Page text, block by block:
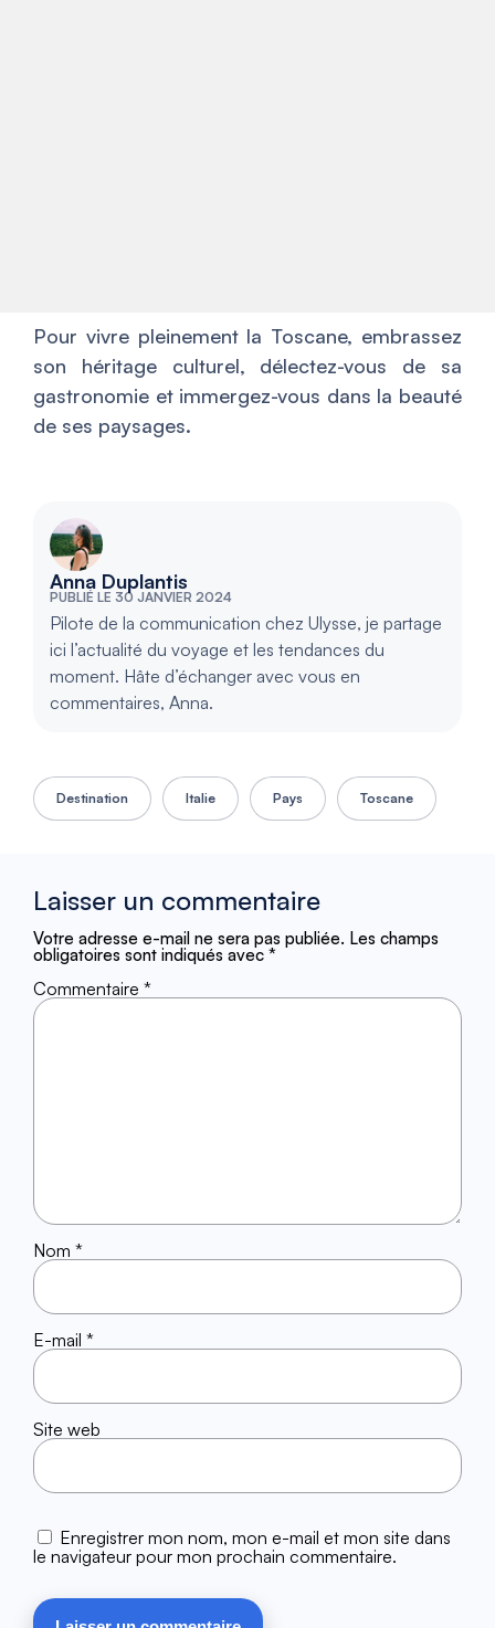
Pour vivre pleinement la Toscane, embrassez
son héritage culturel, délectez-vous de sa
gastronomie et immergez-vous dans la beauté
de ses paysages.
Anna Duplantis
PUBLIÉ LE 30 JANVIER 2024
Pilote de la communication chez Ulysse, je partage
ici l’actualité du voyage et les tendances du
moment. Hâte d’échanger avec vous en
commentaires, Anna.
Destination Italie Pays Toscane
Laisser un commentaire
Votre adresse e-mail ne sera pas publiée. Les champs
obligatoires sont indiqués avec *
Commentaire *
Nom *
E-mail *
Site web
Enregistrer mon nom, mon e-mail et mon site dans
le navigateur pour mon prochain commentaire.